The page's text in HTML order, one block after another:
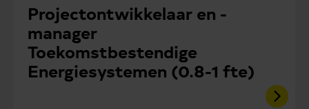
Projectontwikkelaar en -
manager
Toekomstbestendige
Energiesystemen (0.8-1 fte)